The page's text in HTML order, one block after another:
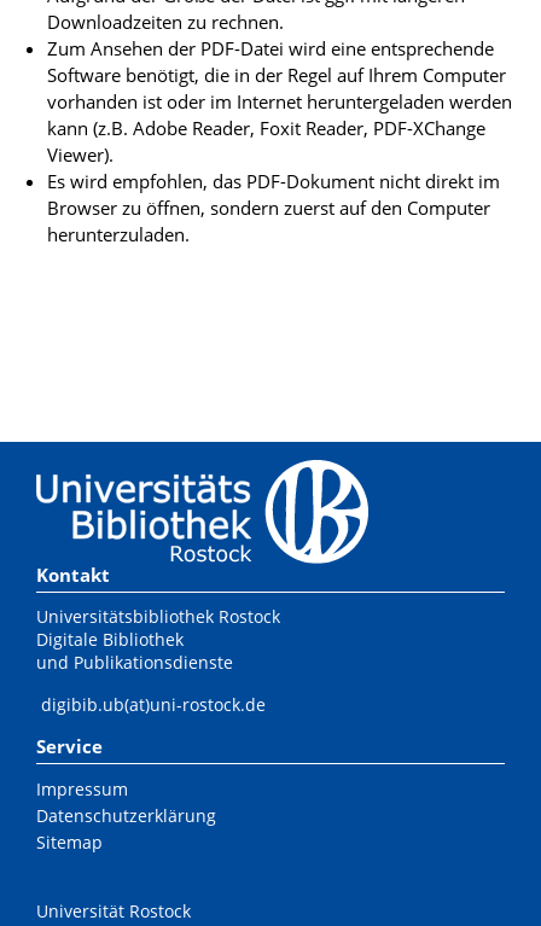
Downloadzeiten zu rechnen.
Zum Ansehen der PDF-Datei wird eine entsprechende
Software benötigt, die in der Regel auf Ihrem Computer
vorhanden ist oder im Internet heruntergeladen werden
kann (z.B. Adobe Reader, Foxit Reader, PDF-XChange
Viewer).
Es wird empfohlen, das PDF-Dokument nicht direkt im
Browser zu öffnen, sondern zuerst auf den Computer
herunterzuladen.
Kontakt
Universitätsbibliothek Rostock
Digitale Bibliothek
und Publikationsdienste
digibib.ub(at)uni-rostock.de
Service
Impressum
Datenschutzerklärung
Sitemap
Universität Rostock